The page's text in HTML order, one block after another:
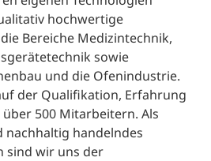
hochwertige
Bereiche Medizintechnik,
sowie
und die Ofenindustrie.
der Qualifikation, Erfahrung
500 Mitarbeitern. Als
handelndes
sind wir uns der